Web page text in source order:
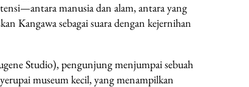
manusia dan alam, antara yang
Kangawa sebagai suara dengan kejernihan
Studio), pengunjung menjumpai sebuah
museum kecil, yang menampilkan